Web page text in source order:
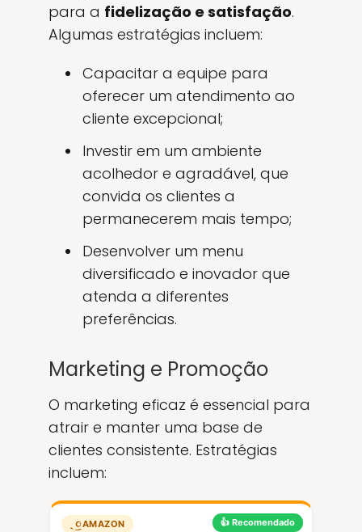
para a fidelização e satisfação.
Algumas estratégias incluem:
Capacitar a equipe para
oferecer um atendimento ao
cliente excepcional;
Investir em um ambiente
acolhedor e agradável, que
convida os clientes a
permanecerem mais tempo;
Desenvolver um menu
diversificado e inovador que
atenda a diferentes
preferências.
Marketing e Promoção
O marketing eficaz é essencial para
atrair e manter uma base de
clientes consistente. Estratégias
incluem:
👍 Recomendado
AMAZON